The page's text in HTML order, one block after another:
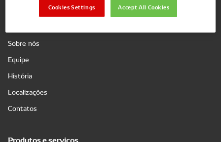
Sobre nós
Equipe
História
Localizações
Contatos
Produtos e serviços
Accept All Cookies
Cookies Settings